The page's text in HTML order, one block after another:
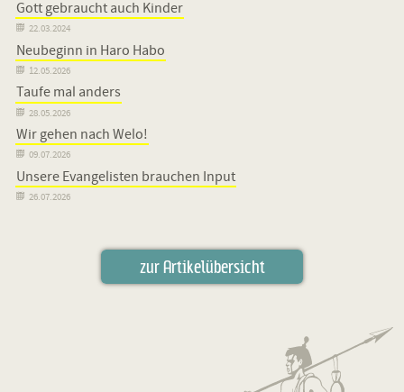
Gott gebraucht auch Kinder
 22.03.2024
Neubeginn in Haro Habo
 12.05.2026
Taufe mal anders
 28.05.2026
Wir gehen nach Welo!
 09.07.2026
Unsere Evangelisten brauchen Input
 26.07.2026
zur Artikelübersicht